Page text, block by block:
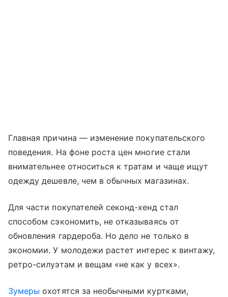
Главная причина — изменение покупательского
поведения. На фоне роста цен многие стали
внимательнее относиться к тратам и чаще ищут
одежду дешевле, чем в обычных магазинах.
Для части покупателей секонд-хенд стал
способом сэкономить, не отказываясь от
обновления гардероба. Но дело не только в
экономии. У молодежи растет интерес к винтажу,
ретро-силуэтам и вещам «не как у всех».
Зумеры охотятся за необычными куртками,